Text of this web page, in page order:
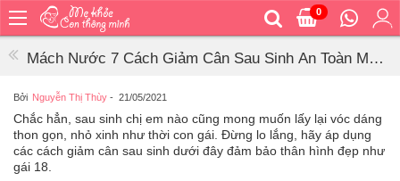
0
chủ
ăn
Bé
vệ
sinh
Mách Nước 7 Cách Giảm Cân Sau Sinh An Toàn Mà
Bởi Nguyễn Thị Thùy - 21/05/2021
Chắc hẳn, sau sinh chị em nào cũng mong muốn lấy lại vóc dáng
thon gọn, nhỏ xinh như thời con gái. Đừng lo lắng, hãy áp dụng
các cách giảm cân sau sinh dưới đây đảm bảo thân hình đẹp như
gái 18.